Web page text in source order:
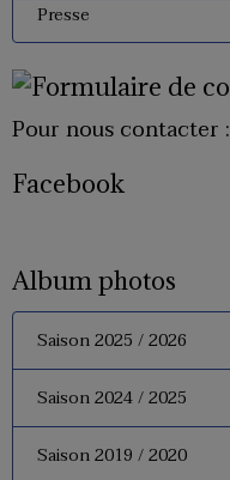
Presse
Pour nous contacter :
Facebook
Album photos
Saison 2025 / 2026
Saison 2024 / 2025
Saison 2019 / 2020